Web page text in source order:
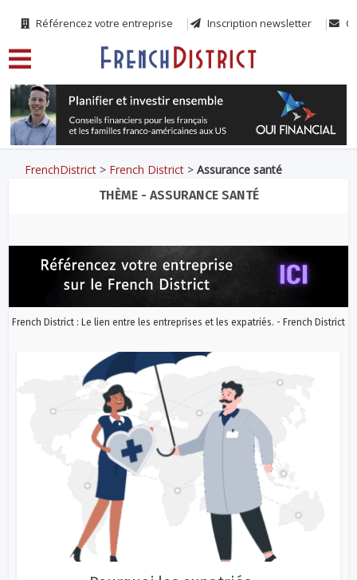
Référencez votre entreprise Inscription newsletter
FrenchDistrict > French District >Assurance santé
THÈME - ASSURANCE SANTÉ
French District : Le lien entre les entreprises et les expatriés. - French District